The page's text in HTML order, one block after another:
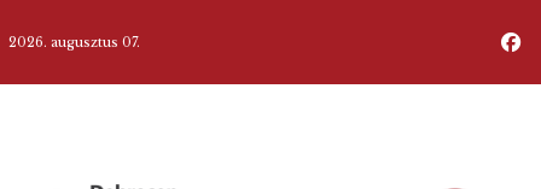
2026. augusztus 07.